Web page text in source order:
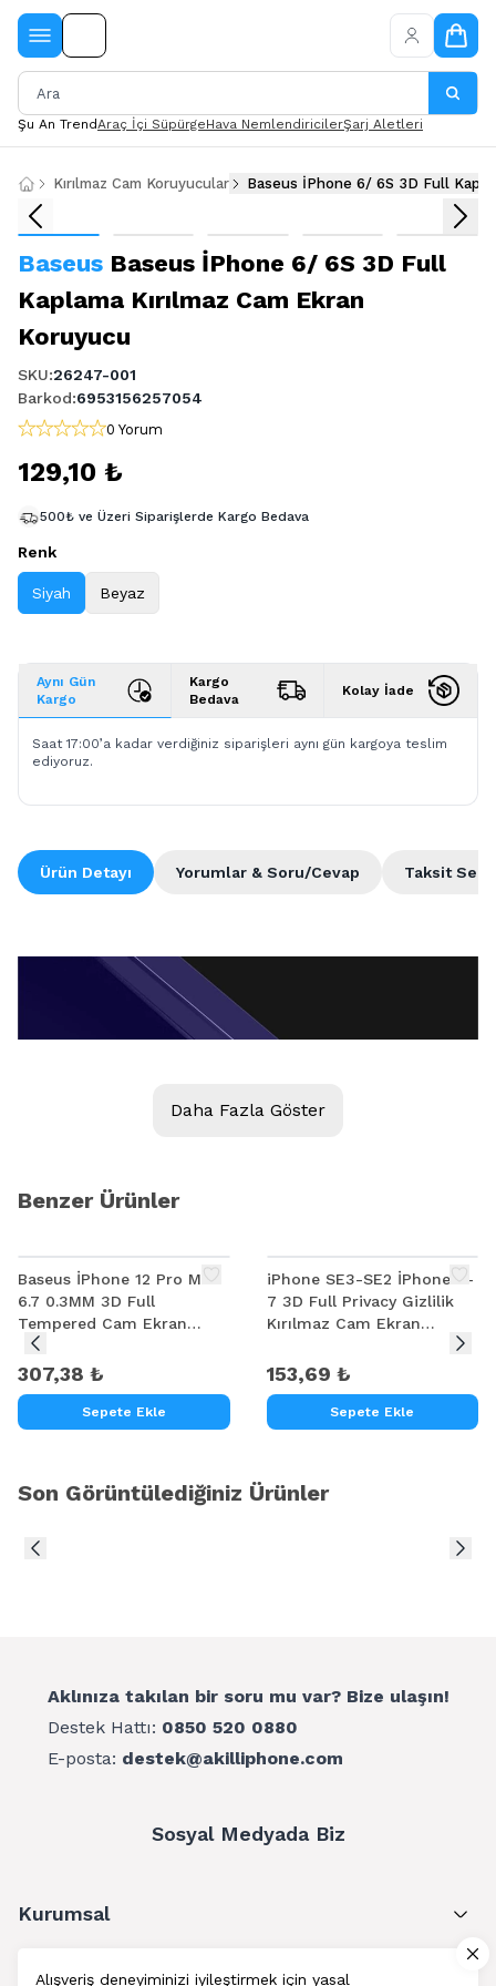
Alışveriş deneyiminizi iyileştirmek için yasal
Şu An TrendAraç İçi SüpürgeHava NemlendiricilerŞarj Aletleri
Kırılmaz Cam Koruyucular Baseus İPhone 6/ 6S 3D Full
Baseus Baseus İPhone 6/ 6S 3D Full
Kaplama Kırılmaz Cam Ekran
Koruyucu
SKU:26247-001
Barkod:6953156257054
0 Yorum
129,10 ₺
500₺ ve Üzeri Siparişlerde Kargo Bedava
Renk
Siyah Beyaz
Aynı Gün
Kargo
Kargo
Bedava
Kolay İade
Saat 17:00’a kadar verdiğiniz siparişleri aynı gün kargoya teslim
ediyoruz.
Ürün Detayı Taksit
Yorumlar & Soru/Cevap
Daha Fazla Göster
Benzer Ürünler
Baseus İPhone 12 Pro Max
6.7 0.3MM 3D Full
Tempered Cam Ekran
Koruyucu 2Adet Set
307,38 ₺
Sepete Ekle
iPhone SE3-SE2 İPhone 8-
7 3D Full Privacy Gizlilik
Kırılmaz Cam Ekran
153,69 ₺
Sepete Ekle
Son Görüntülediğiniz Ürünler
Aklınıza takılan bir soru mu var? Bize ulaşın!
Destek Hattı: 0850 520 0880
E-posta: destek@akilliphone.com
Sosyal Medyada Biz
Kurumsal
Müşteri Hizmetleri